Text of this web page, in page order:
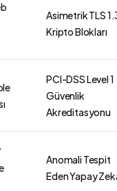
Asimetrik TLS
Kripto Blokları
PCI-DSS Level 1
Güvenlik
Akreditasyonu
Anomali Tespit
Eden Yapay